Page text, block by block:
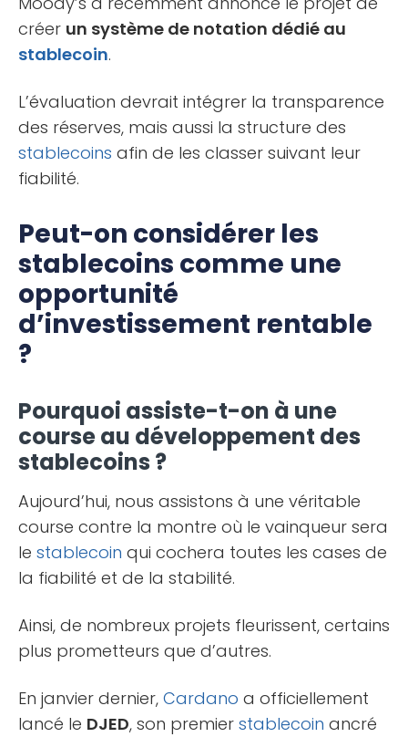
créer un système de notation dédié au
stablecoin.
L’évaluation devrait intégrer la transparence
des réserves, mais aussi la structure des
stablecoins afin de les classer suivant leur
fiabilité.
Peut-on considérer les
stablecoins comme une
opportunité
d’investissement rentable
?
Pourquoi assiste-t-on à une
course au développement des
stablecoins ?
Aujourd’hui, nous assistons à une véritable
course contre la montre où le vainqueur sera
le stablecoin qui cochera toutes les cases de
la fiabilité et de la stabilité.
Ainsi, de nombreux projets fleurissent, certains
plus prometteurs que d’autres.
En janvier dernier, Cardano a officiellement
lancé le DJED, son premier stablecoin ancré